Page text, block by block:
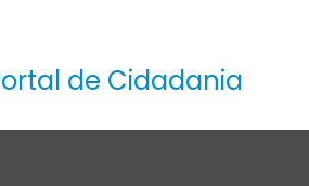
de Cidadania